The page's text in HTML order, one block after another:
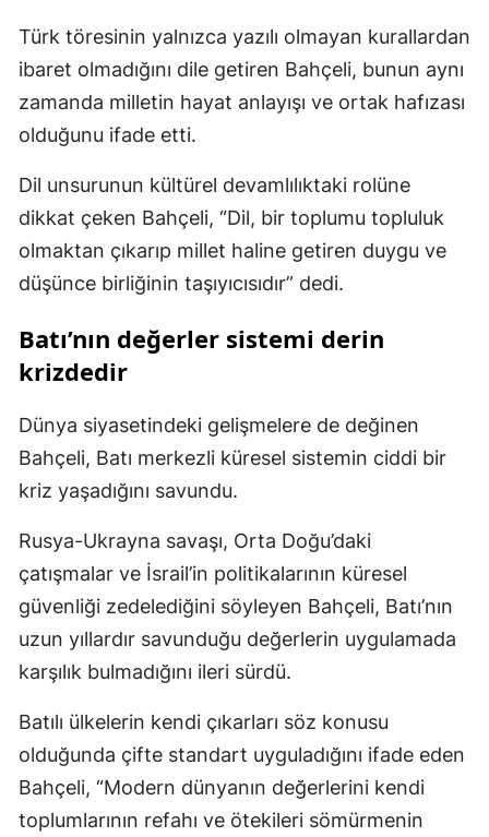
Türk töresinin yalnızca yazılı olmayan kurallardan
ibaret olmadığını dile getiren Bahçeli, bunun aynı
zamanda milletin hayat anlayışı ve ortak hafızası
olduğunu ifade etti.
Dil unsurunun kültürel devamlılıktaki rolüne
dikkat çeken Bahçeli, “Dil, bir toplumu topluluk
olmaktan çıkarıp millet haline getiren duygu ve
düşünce birliğinin taşıyıcısıdır” dedi.
Batı’nın değerler sistemi derin
krizdedir
Dünya siyasetindeki gelişmelere de değinen
Bahçeli, Batı merkezli küresel sistemin ciddi bir
kriz yaşadığını savundu.
Rusya-Ukrayna savaşı, Orta Doğu’daki
çatışmalar ve İsrail’in politikalarının küresel
güvenliği zedelediğini söyleyen Bahçeli, Batı’nın
uzun yıllardır savunduğu değerlerin uygulamada
karşılık bulmadığını ileri sürdü.
Batılı ülkelerin kendi çıkarları söz konusu
olduğunda çifte standart uyguladığını ifade eden
Bahçeli, “Modern dünyanın değerlerini kendi
toplumlarının refahı ve ötekileri sömürmenin